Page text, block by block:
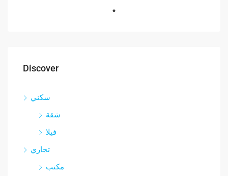
Discover
سكني
شقة
فيلا
تجاري
مكتب